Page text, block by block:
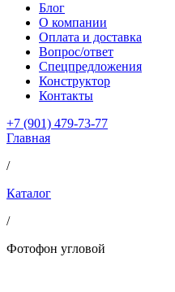
Блог
О компании
Оплата и доставка
Вопрос/ответ
Спецпредложения
Конструктор
Контакты
+7 (901) 479-73-77
Главная
/
Каталог
/
Фотофон угловой